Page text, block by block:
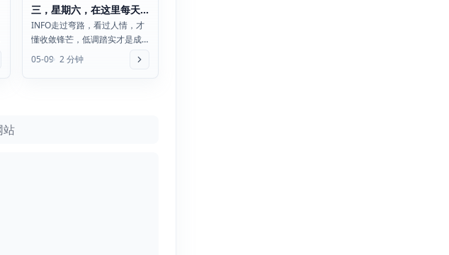
三，星期六，在这里每天
60秒读懂世界！
INFO走过弯路，看过人情，才
懂收敛锋芒，低调踏实才是成
熟的底色。国内成品油价迎年
内第七次上调，95 号汽...
05-09 2 分钟